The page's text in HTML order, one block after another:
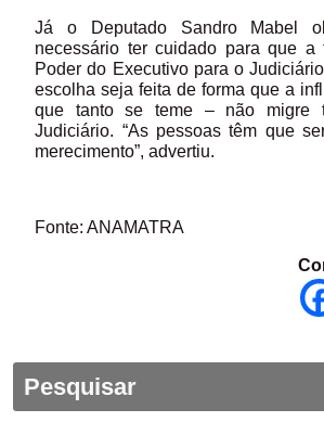
Já o Deputado Sandro Mabel
necessário ter cuidado para que a
Poder do Executivo para o
escolha seja feita de forma que a
que tanto se teme – não migre
Judiciário. “As pessoas têm que
merecimento”, advertiu.
Fonte: ANAMATRA
Pesquisar